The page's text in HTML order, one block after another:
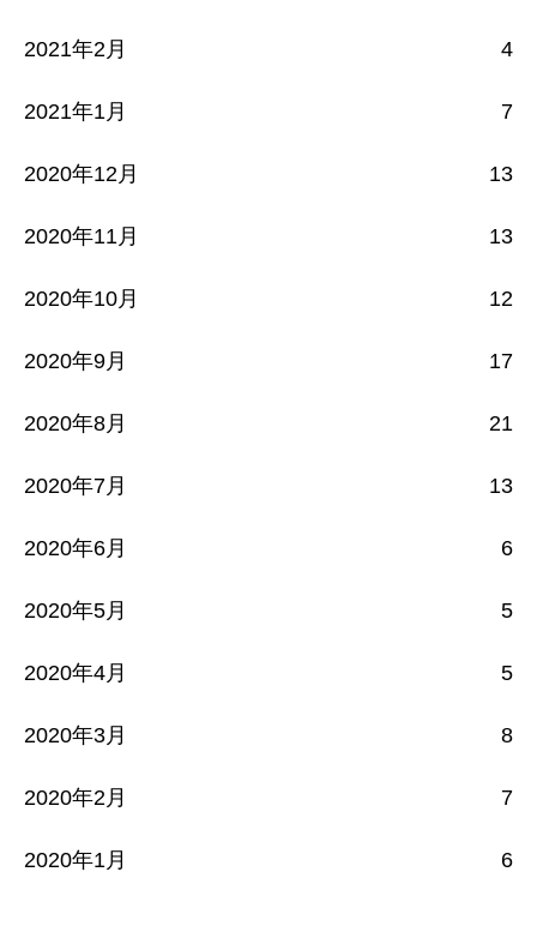
2021年2月 4
2021年1月 7
2020年12月 13
2020年11月 13
2020年10月 12
2020年9月 17
2020年8月 21
2020年7月 13
2020年6月 6
2020年5月 5
2020年4月 5
2020年3月 8
2020年2月 7
2020年1月 6